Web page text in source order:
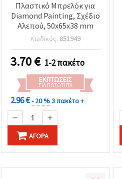
Πλαστικό Μπρελόκ για
Diamond Painting, Σχέδιο
Αλεπού, 50x65x38 mm
Κωδικός: 851949
3.70€ 1-2 πακέτο
ΕΚΠΤΏΣΕΙΣ
ΓΙΑ ΠΟΣΌΤΗΤΑ
2.96 €- 20 %3 πακέτο +
ΑΓΟΡΆ